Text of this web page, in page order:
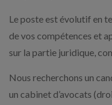
Le poste est évolutif en
de vos compétences et
sur la partie juridique,
Nous recherchons un
un cabinet d’avocats